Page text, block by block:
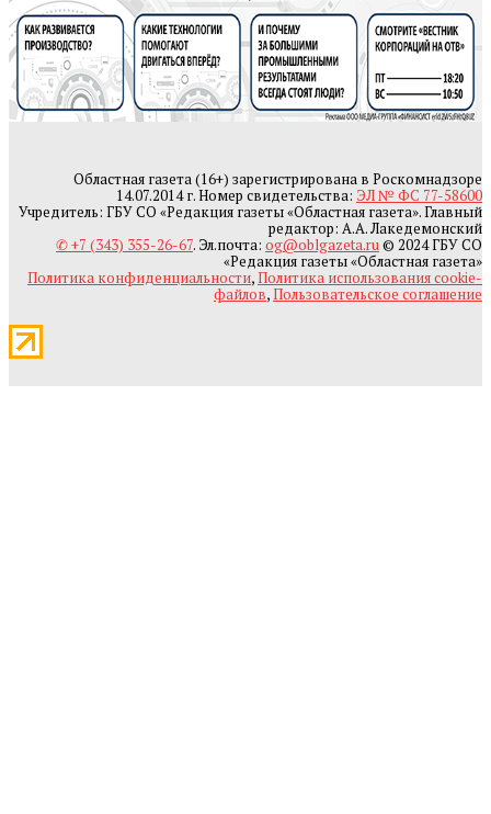
Областная газета (16+) зарегистрирована в Роскомнадзоре
14.07.2014 г. Номер свидетельства: ЭЛ № ФС 77-58600
Учредитель: ГБУ СО «Редакция газеты «Областная газета». Главный
редактор: А.А. Лакедемонский
✆ +7 (343) 355-26-67. Эл.почта: og@oblgazeta.ru© 2024 ГБУ СО
«Редакция газеты «Областная газета»
Политика конфиденциальности,Политика использования cookie-
файлов,Пользовательское соглашение